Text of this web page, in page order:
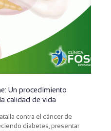
Un procedimiento
calidad de vida
contra el cáncer de
diabetes, presentar